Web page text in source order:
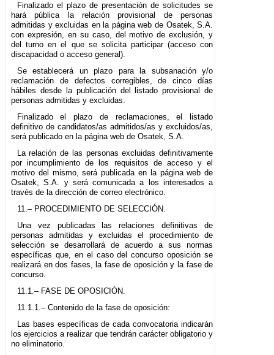
Finalizado el plazo de presentación de solicitudes se
hará pública la relación provisional de personas
admitidas y excluidas en la página web de Osatek, S.A.
con expresión, en su caso, del motivo de exclusión, y
del turno en el que se solicita participar (acceso con
discapacidad o acceso general).
Se establecerá un plazo para la subsanación y/o
reclamación de defectos corregibles, de cinco días
hábiles desde la publicación del listado provisional de
personas admitidas y excluidas.
Finalizado el plazo de reclamaciones, el listado
definitivo de candidatos/as admitidos/as y excluidos/as,
será publicado en la página web de Osatek, S.A.
La relación de las personas excluidas definitivamente
por incumplimiento de los requisitos de acceso y el
motivo del mismo, será publicada en la página web de
Osatek, S.A. y será comunicada a los interesados a
través de la dirección de correo electrónico.
11.– PROCEDIMIENTO DE SELECCIÓN.
Una vez publicadas las relaciones definitivas de
personas admitidas y excluidas el procedimiento de
selección se desarrollará de acuerdo a sus normas
específicas que, en el caso del concurso oposición se
realizará en dos fases, la fase de oposición y la fase de
concurso.
11.1.– FASE DE OPOSICIÓN.
11.1.1.– Contenido de la fase de oposición:
Las bases específicas de cada convocatoria indicarán
los ejercicios a realizar que tendrán carácter obligatorio y
no eliminatorio.